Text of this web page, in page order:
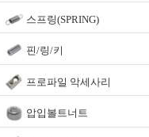
스프링(SPRING)
핀/링/키
프로파일 악세사리
압입볼트너트